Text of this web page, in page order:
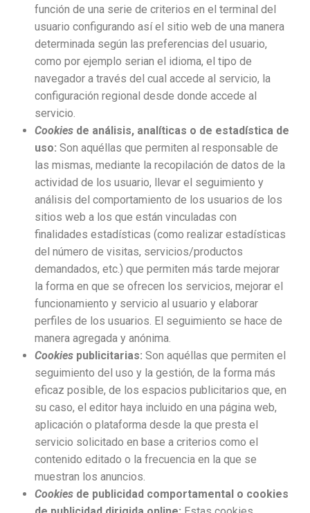
función de una serie de criterios en el terminal del
usuario configurando así el sitio web de una manera
determinada según las preferencias del usuario,
como por ejemplo serian el idioma, el tipo de
navegador a través del cual accede al servicio, la
configuración regional desde donde accede al
servicio.
Cookies de análisis, analíticas o de estadística de
uso: Son aquéllas que permiten al responsable de
las mismas, mediante la recopilación de datos de la
actividad de los usuario, llevar el seguimiento y
análisis del comportamiento de los usuarios de los
sitios web a los que están vinculadas con
finalidades estadísticas (como realizar estadísticas
del número de visitas, servicios/productos
demandados, etc.) que permiten más tarde mejorar
la forma en que se ofrecen los servicios, mejorar el
funcionamiento y servicio al usuario y elaborar
perfiles de los usuarios. El seguimiento se hace de
manera agregada y anónima.
Cookies publicitarias: Son aquéllas que permiten el
seguimiento del uso y la gestión, de la forma más
eficaz posible, de los espacios publicitarios que, en
su caso, el editor haya incluido en una página web,
aplicación o plataforma desde la que presta el
servicio solicitado en base a criterios como el
contenido editado o la frecuencia en la que se
muestran los anuncios.
Cookies de publicidad comportamental o cookies